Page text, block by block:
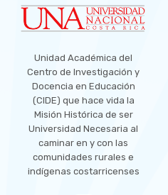
Unidad Académica del
Centro de Investigación y
Docencia en Educación
(CIDE) que hace vida la
Misión Histórica de ser
Universidad Necesaria al
caminar en y con las
comunidades rurales e
indígenas costarricenses